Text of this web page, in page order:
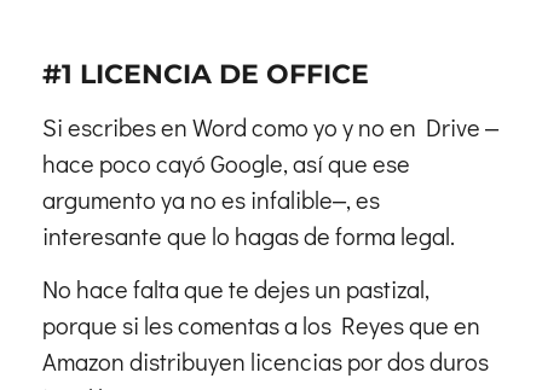
#1 LICENCIA DE OFFICE
Si escribes en Word como yo y no en Drive ‒
hace poco cayó Google, así que ese
argumento ya no es infalible‒, es
interesante que lo hagas de forma legal.
No hace falta que te dejes un pastizal,
porque si les comentas a los Reyes que en
Amazon distribuyen licencias por dos duros